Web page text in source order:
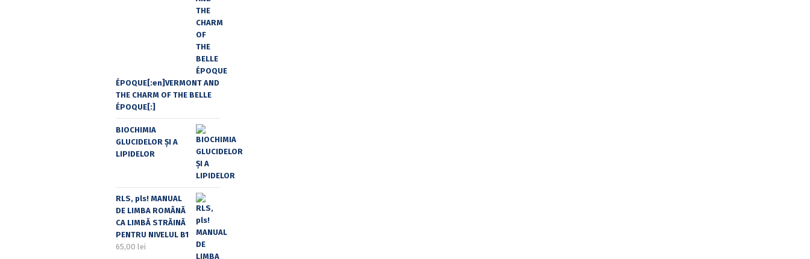
ÉPOQUE[:en]VERMONT AND
THE CHARM OF THE BELLE
ÉPOQUE[:]
BIOCHIMIA
GLUCIDELOR ȘI A
LIPIDELOR
RLS, pls! MANUAL
DE LIMBA ROMÂNĂ
CA LIMBĂ STRĂINĂ
PENTRU NIVELUL B1
65,00 lei